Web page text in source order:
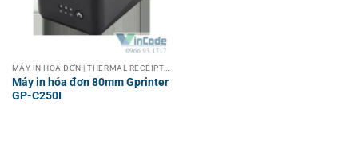
Máy in hóa đơn 80mm Gprinter
GP-C250I